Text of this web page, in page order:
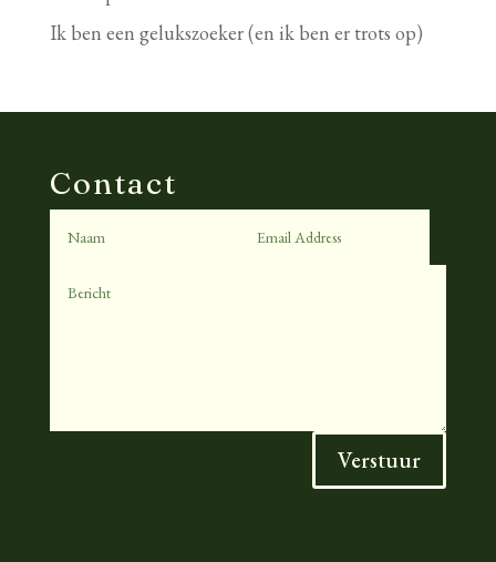
Ik ben een gelukszoeker (en ik ben er trots op)
Contact
Verstuur